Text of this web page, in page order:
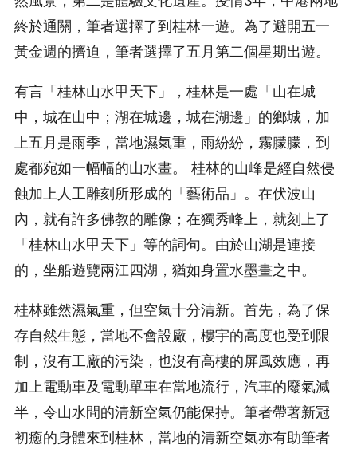
終於通關，筆者選擇了到桂林一遊。為了避開五一
黃金週的擠迫，筆者選擇了五月第二個星期出遊。
有言「桂林山水甲天下」，桂林是一處「山在城
中，城在山中；湖在城邊，城在湖邊」的鄉城，加
上五月是雨季，當地濕氣重，雨紛紛，霧朦朦，到
處都宛如一幅幅的山水畫。 桂林的山峰是經自然侵
蝕加上人工雕刻所形成的「藝術品」。在伏波山
內，就有許多佛教的雕像；在獨秀峰上，就刻上了
「桂林山水甲天下」等的詞句。由於山湖是連接
的，坐船遊覽兩江四湖，猶如身置水墨畫之中。
桂林雖然濕氣重，但空氣十分清新。首先，為了保
存自然生態，當地不會設廠，樓宇的高度也受到限
制，沒有工廠的污染，也沒有高樓的屏風效應，再
加上電動車及電動單車在當地流行，汽車的廢氣減
半，令山水間的清新空氣仍能保持。筆者帶著新冠
初癒的身體來到桂林，當地的清新空氣亦有助筆者